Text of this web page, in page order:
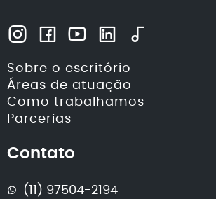
Sobre o escritório
Áreas de atuação
Como trabalhamos
Parcerias
Contato
(11) 97504-2194